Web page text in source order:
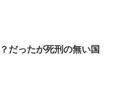
、告げられた結婚条件にブチ切
時に離婚したんだけど、一昨
てきた。
だったが死刑の無い国